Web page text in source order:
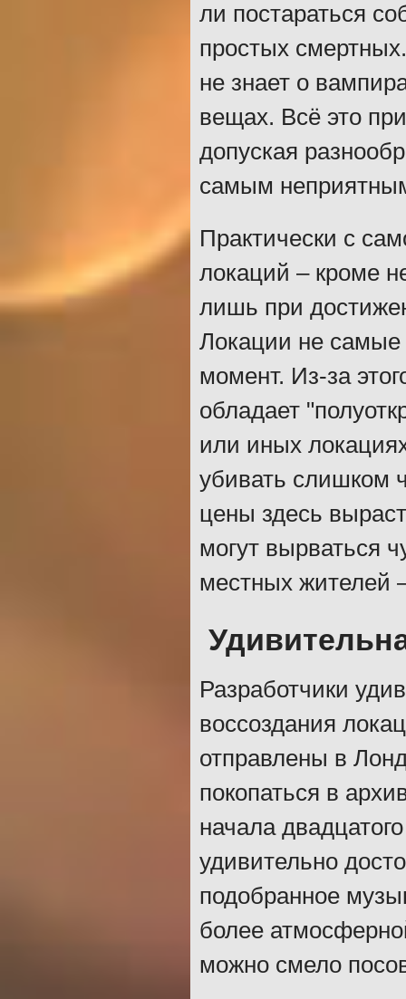
ли постараться
простых
не знает о
вещах. Всё это
допуская
самым
Практически с
локаций – кроме
лишь при
Локации не
момент. Из-за
обладает
или иных
убивать слишком
цены здесь
могут вырваться
местных жителей
Разработчики
воссоздания
отправлены в
покопаться в
начала
удивительно
подобранное
более
можно смело